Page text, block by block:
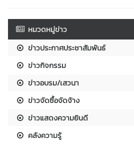
หมวดหมู่ข่าว
ข่าวประกาศประชาสัมพันธ์
ข่าวกิจกรรม
ข่าวอบรม/เสวนา
ข่าวจัดซื้อจัดจ้าง
ข่าวแสดงความยินดี
คลังความรู้